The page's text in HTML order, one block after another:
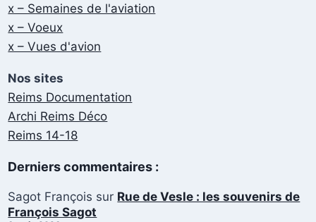
x – Semaines de l'aviation
x – Voeux
x – Vues d'avion
Nos sites
Reims Documentation
Archi Reims Déco
Reims 14-18
Derniers commentaires :
Sagot François sur Rue de Vesle : les souvenirs de
François Sagot